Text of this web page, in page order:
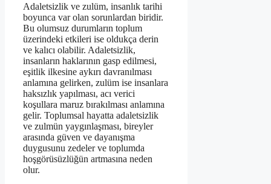
Adaletsizlik ve zulüm, insanlık tarihi
boyunca var olan sorunlardan biridir.
Bu olumsuz durumların toplum
üzerindeki etkileri ise oldukça derin
ve kalıcı olabilir. Adaletsizlik,
insanların haklarının gasp edilmesi,
eşitlik ilkesine aykırı davranılması
anlamına gelirken, zulüm ise insanlara
haksızlık yapılması, acı verici
koşullara maruz bırakılması anlamına
gelir. Toplumsal hayatta adaletsizlik
ve zulmün yaygınlaşması, bireyler
arasında güven ve dayanışma
duygusunu zedeler ve toplumda
hoşgörüsüzlüğün artmasına neden
olur.